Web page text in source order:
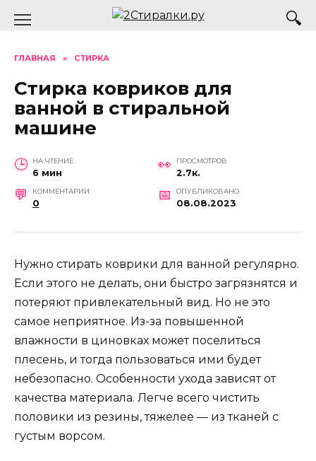
ГЛАВНАЯ » СТИРКА
Стирка ковриков для
ванной в стиральной
машине
НА ЧТЕНИЕ
6 мин
ПРОСМОТРОВ
2.7к.
КОММЕНТАРИИ
0
ОПУБЛИКОВАНО
08.08.2023
Нужно стирать коврики для ванной регулярно.
Если этого не делать, они быстро загрязнятся и
потеряют привлекательный вид. Но не это
самое неприятное. Из-за повышенной
влажности в циновках может поселиться
плесень, и тогда пользоваться ими будет
небезопасно. Особенности ухода зависят от
качества материала. Легче всего чистить
половики из резины, тяжелее — из тканей с
густым ворсом.